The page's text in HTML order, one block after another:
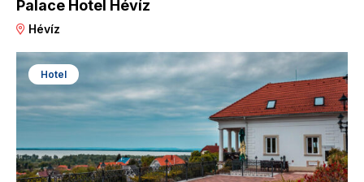
Palace Hotel Hévíz
Hévíz
Hotel